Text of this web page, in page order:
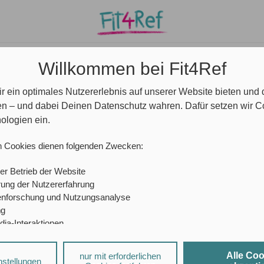
Willkommen bei Fit4Ref
ein optimales Nutzererlebnis auf unserer Website bieten und
– und dabei Deinen Datenschutz wahren. Dafür setzen wir
ein.
Cookies dienen folgenden Zwecken:
Betrieb der Website
der Nutzererfahrung
und Nutzungsanalyse
Interaktionen
Diensten und personalisierter Werbung können durch den jeweiligen
Alle
nur mit erforderlichen
Ansprechpartner*innen Blog
FÜR DAS REFERENDARIAT?
für das
Frage habt ihr so oder so ähnlich bestimmt
bei dem Arzt eures Vertrauens
Lehrer*innen mit der Krankenversicherung
Prinzip geht beides – Hauptsache, ihr seid